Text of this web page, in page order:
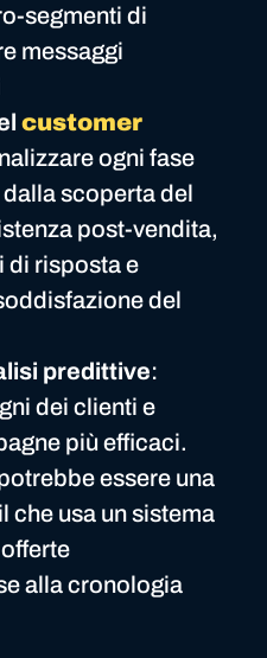
segmenti di
messaggi
customer
ogni fase
scoperta del
post-vendita,
di risposta e
del
predittive:
dei clienti e
più efficaci.
essere una
che usa un sistema
alla cronologia